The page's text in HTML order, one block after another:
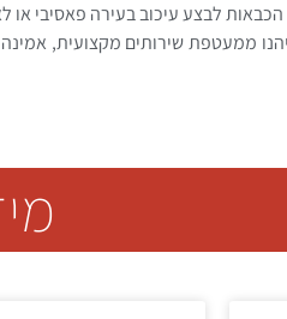
לבצע עיכוב בעירה פאסיבי או
ממעטפת שירותים מקצועית,